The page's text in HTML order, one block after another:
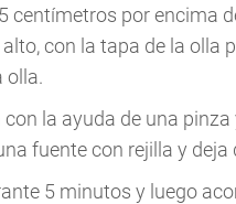
centímetros por encima
con la tapa de la olla
olla.
la ayuda de una
fuente con rejilla y deja
5 minutos y luego